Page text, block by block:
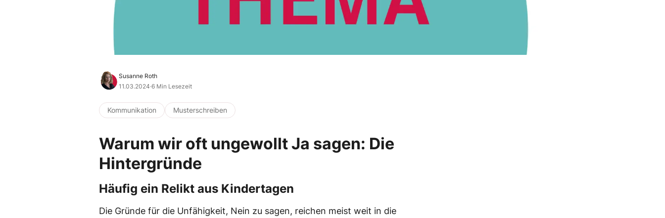
Susanne Roth
11.03.2024·6 Min Lesezeit
Kommunikation Musterschreiben
Warum wir oft ungewollt Ja sagen: Die
Hintergründe
Häufig ein Relikt aus Kindertagen
Die Gründe für die Unfähigkeit, Nein zu sagen, reichen meist weit in die